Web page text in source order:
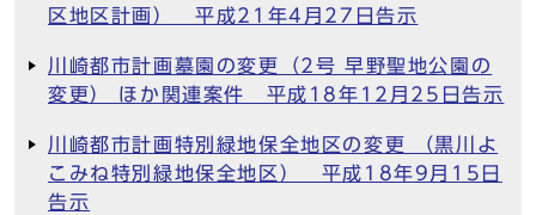
区地区計画） 平成21年4月27日告示
川崎都市計画墓園の変更（2号 早野聖地公園の
変更） ほか関連案件 平成18年12月25日告示
川崎都市計画特別緑地保全地区の変更 （黒川よ
こみね特別緑地保全地区） 平成18年9月15日
告示